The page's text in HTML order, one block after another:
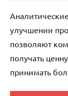
улучшении
позволяют
получать
принимать